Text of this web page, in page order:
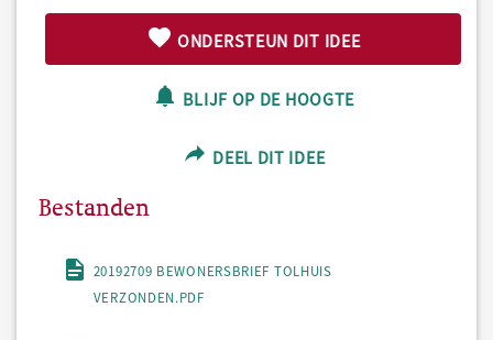
ONDERSTEUN DIT IDEE
BLIJF OP DE HOOGTE
DEEL DIT IDEE
Bestanden
20192709 BEWONERSBRIEF TOLHUIS
VERZONDEN.PDF